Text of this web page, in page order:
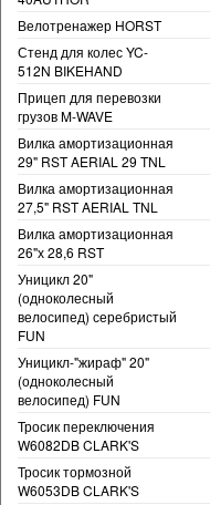
Велотренажер HORST
Стенд для колес YC-
512N BIKEHAND
Прицеп для перевозки
грузов M-WAVE
Вилка амортизационная
29" RST AERIAL 29 TNL
Вилка амортизационная
27,5" RST AERIAL TNL
Вилка амортизационная
26"х 28,6 RST
Уницикл 20"
(одноколесный
велосипед) серебристый
FUN
Уницикл-"жираф" 20"
(одноколесный
велосипед) FUN
Тросик переключения
W6082DB CLARK'S
Тросик тормозной
W6053DB CLARK'S